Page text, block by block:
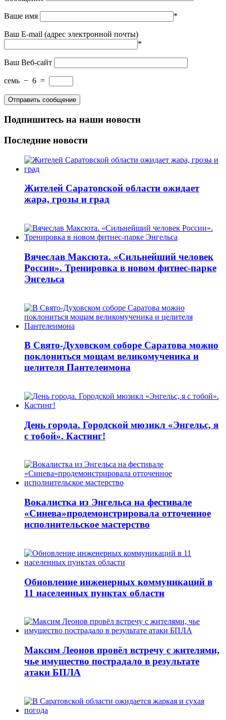
Ваше имя *
Ваш E-mail (адрес электронной почты)
*
Ваш Веб-сайт
семь − 6 =
Подпишитесь на наши новости
Последние новости
Жителей Саратовской области ожидает
жара, грозы и град
Вячеслав Максюта. «Сильнейший человек
России». Тренировка в новом фитнес-парке
Энгельса
В Свято-Духовском соборе Саратова можно
поклониться мощам великомученика и
целителя Пантелеимона
День города. Городской мюзикл «Энгельс, я
с тобой». Кастинг!
Вокалистка из Энгельса на фестивале
«Синева»продемонстрировала отточенное
исполнительское мастерство
Обновление инженерных коммуникаций в
11 населенных пунктах области
Максим Леонов провёл встречу с жителями,
чье имущество пострадало в результате
атаки БПЛА